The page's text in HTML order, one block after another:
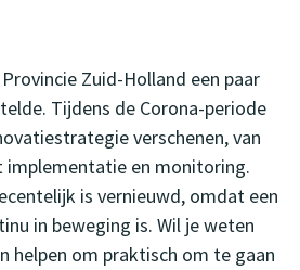
Zuid-Holland een paar
Tijdens de Corona-periode
verschenen, van
en monitoring.
is vernieuwd, omdat een
in beweging is. Wil je weten
helpen om praktisch om te gaan